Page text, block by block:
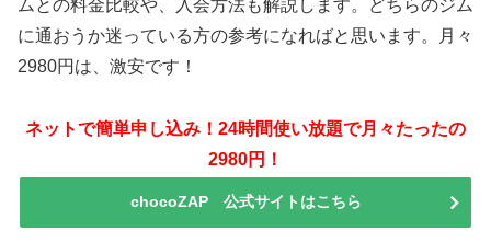
ムとの料金比較や、入会方法も解説します。どちらのジム
に通おうか迷っている方の参考になればと思います。月々
2980円は、激安です！
ネットで簡単申し込み！24時間使い放題で月々たったの
2980円！
chocoZAP 公式サイトはこちら